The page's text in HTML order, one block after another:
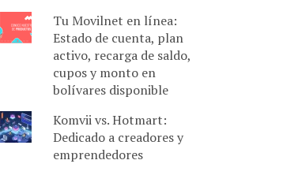
Tu Movilnet en línea:
Estado de cuenta, plan
activo, recarga de saldo,
cupos y monto en
bolívares disponible
Komvii vs. Hotmart:
Dedicado a creadores y
emprendedores